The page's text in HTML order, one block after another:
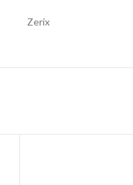
Zerix